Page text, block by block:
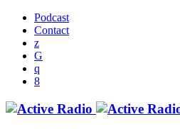
Podcast
Contact